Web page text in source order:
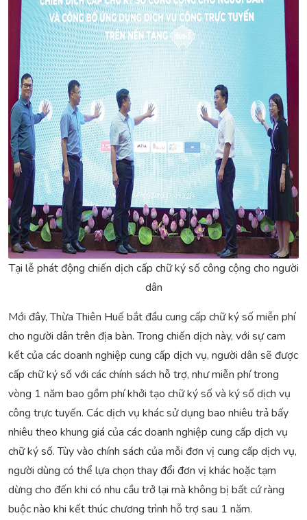
Tại lễ phát động chiến dịch cấp chữ ký số công cộng cho người
dân
Mới đây, Thừa Thiên Huế bắt đầu cung cấp chữ ký số miễn phí
cho người dân trên địa bàn. Trong chiến dịch này, với sự cam
kết của các doanh nghiệp cung cấp dịch vụ, người dân sẽ được
cấp chữ ký số với các chính sách hỗ trợ, như miễn phí trong
vòng 1 năm bao gồm phí khởi tạo chữ ký số và ký số dịch vụ
công trực tuyến. Các dịch vụ khác sử dụng bao nhiêu trả bấy
nhiêu theo khung giá của các doanh nghiệp cung cấp dịch vụ
chữ ký số. Tùy vào chính sách của mỗi đơn vị cung cấp dịch vụ,
người dùng có thể lựa chọn thay đổi đơn vị khác hoặc tạm
dừng cho đến khi có nhu cầu trở lại mà không bị bất cứ ràng
buộc nào khi kết thúc chương trình hỗ trợ sau 1 năm.